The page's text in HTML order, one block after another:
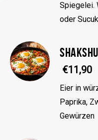
Spiegelei.
oder
€11,90
Eier in
Paprika,
Gewürzen